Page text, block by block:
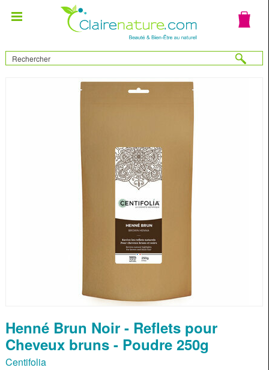
Henné Brun Noir - Reflets pour
Cheveux bruns - Poudre 250g
Centifolia